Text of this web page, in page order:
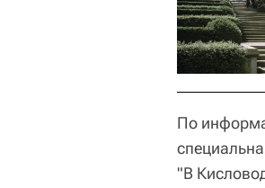
По
"В